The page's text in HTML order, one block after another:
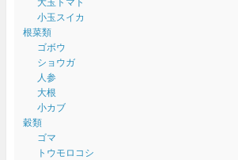
小玉スイカ
根菜類
ゴボウ
ショウガ
人参
大根
小カブ
穀類
ゴマ
トウモロコシ